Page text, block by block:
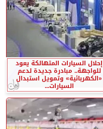
إحلال السيارات المتهالكة يعود
للواجهة.. مبادرة جديدة لدعم
«الكهربائية» وتمويل استبدال
السيارات...